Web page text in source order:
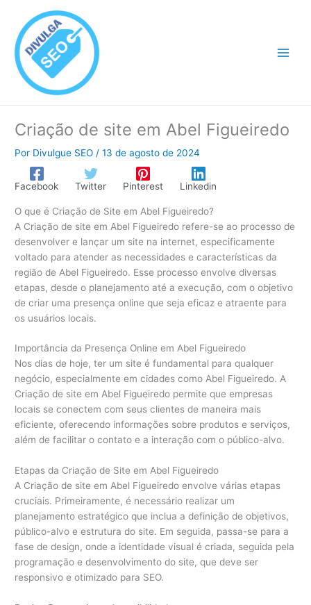
conteúdo
Criação de site em Abel Figueiredo
Por Divulgue SEO /13 de agosto de 2024
Facebook Twitter Pinterest Linkedin
O que é Criação de Site em Abel Figueiredo?
A Criação de site em Abel Figueiredo refere-se ao processo de
desenvolver e lançar um site na internet, especificamente
voltado para atender as necessidades e características da
região de Abel Figueiredo. Esse processo envolve diversas
etapas, desde o planejamento até a execução, com o objetivo
de criar uma presença online que seja eficaz e atraente para
os usuários locais.
Importância da Presença Online em Abel Figueiredo
Nos dias de hoje, ter um site é fundamental para qualquer
negócio, especialmente em cidades como Abel Figueiredo. A
Criação de site em Abel Figueiredo permite que empresas
locais se conectem com seus clientes de maneira mais
eficiente, oferecendo informações sobre produtos e serviços,
além de facilitar o contato e a interação com o público-alvo.
Etapas da Criação de Site em Abel Figueiredo
A Criação de site em Abel Figueiredo envolve várias etapas
cruciais. Primeiramente, é necessário realizar um
planejamento estratégico que inclua a definição de objetivos,
público-alvo e estrutura do site. Em seguida, passa-se para a
fase de design, onde a identidade visual é criada, seguida pela
programação e desenvolvimento do site, que deve ser
responsivo e otimizado para SEO.